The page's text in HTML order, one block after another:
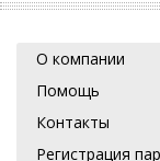
О компании
Помощь
Контакты
Регистрация